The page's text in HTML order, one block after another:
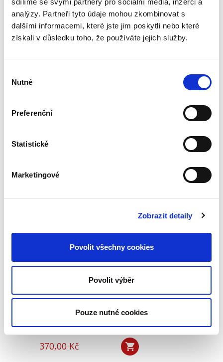
sdílíme se svými partnery pro sociální média, inzerci a
analýzy. Partneři tyto údaje mohou zkombinovat s
dalšími informacemi, které jste jim poskytli nebo které
získali v důsledku toho, že používáte jejich služby.
souhlasu
Nutné
Preferenční
Statistické
Marketingové
Zobrazit detaily
Povolit všechny cookies
Povolit výběr
Pouze nutné cookies
Deset let účinnosti
občanského
350,00 Kč
konferenci k deseti letům účinnosti
občanského zákoníku konané v lednu 2024 na
spoluautory jsou soudci...
Přičitatelnost
vědění o právně
významných
okolnostech
osobám
Luboš Brim
370,00 Kč